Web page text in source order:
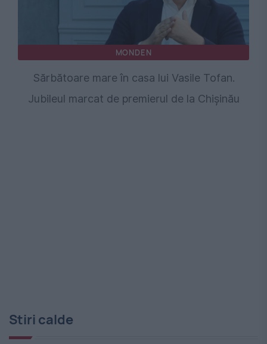
MONDEN
Sărbătoare mare în casa lui Vasile Tofan.
Jubileul marcat de premierul de la Chişinău
Stiri calde